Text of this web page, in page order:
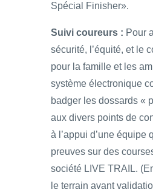
Spécial Finisher».
Suivi coureurs : Pour
sécurité, l’équité, et le
pour la famille et les
système électronique
badger les dossards «
aux divers points de
à l’appui d’une équipe
preuves sur des
société LIVE TRAIL.
le terrain avant